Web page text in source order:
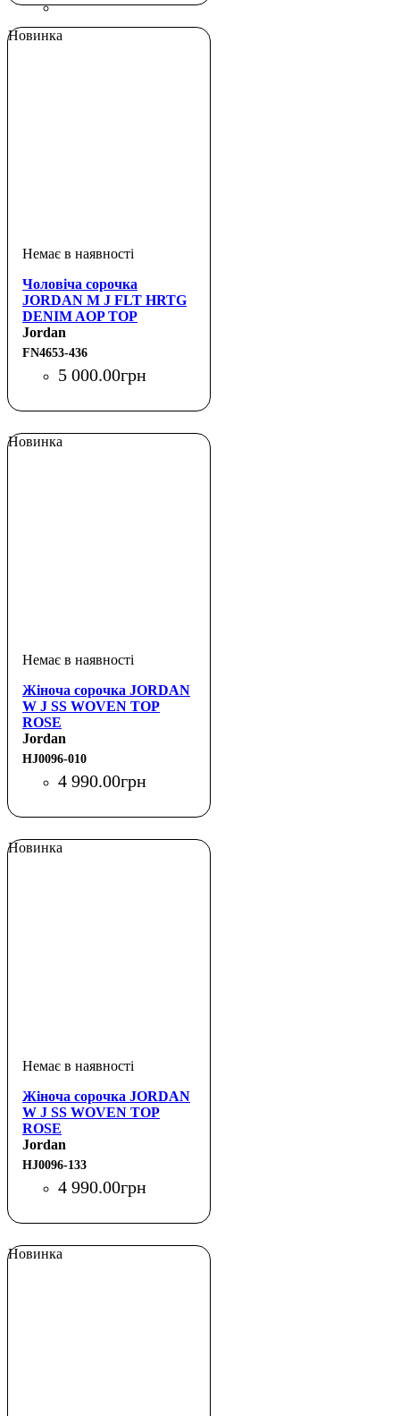
Новинка
Чоловіча сорочка
JORDAN M J FLT HRTG
DENIM AOP TOP
Jordan
FN4653-436
5 000.00грн
Новинка
Жіноча сорочка JORDAN
W J SS WOVEN TOP
ROSE
Jordan
HJ0096-010
4 990.00грн
Новинка
Жіноча сорочка JORDAN
W J SS WOVEN TOP
ROSE
Jordan
HJ0096-133
4 990.00грн
Новинка